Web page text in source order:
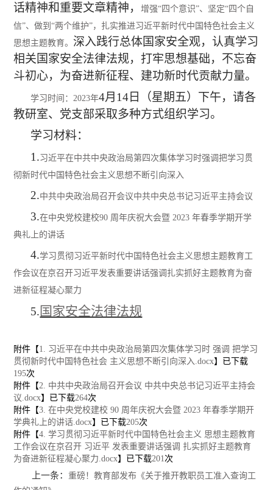
话精神和重要文章精神，增强“四个意识”、坚定“四个自
信”、做到“两个维护”，扎实推进习近平新时代中国特色社会主义
思想主题教育。 深入践行总体国家安全观，认真学习
相关国家安全法律法规，打牢思想基础，不忘奋
斗初心，为奋进新征程、建功新时代贡献力量。
学习时间：2023年4月 14日（星期五）下午，请各
教研室、党支部采取多种方式组织学习。
学习材料：
1.习近平在中共中央政治局第四次集体学习时强调把学习贯
彻新时代中国特色社会主义思想不断引向深入
2.中共中央政治局召开会议中共中央总书记习近平主持会议
3.在中央党校建校90 周年庆祝大会暨 2023 年春季学期开学
典礼上的讲话
4.学习贯彻习近平新时代中国特色社会主义思想主题教育工
作会议在京召开习近平发表重要讲话强调扎实抓好主题教育为奋
进新征程凝心聚力
5.国家安全法律法规
附件【1. 习近平在中共中央政治局第四次集体学习时 强调 把学习
贯彻新时代中国特色社会 主义思想不断引向深入.docx】已下载
195次
附件【2. 中共中央政治局召开会议 中共中央总书记习近平主持会
议.docx】已下载264次
附件【3. 在中央党校建校 90 周年庆祝大会暨 2023 年春季学期开
学典礼上的讲话.docx】已下载205次
附件【4. 学习贯彻习近平新时代中国特色社会主义 思想主题教育
工作会议在京召开 习近平 发表重要讲话强调 扎实抓好主题教育
为奋进新征程凝心聚力.docx】已下载201次
上一条：重磅！教育部发布《关于推开教职员工准入查询工